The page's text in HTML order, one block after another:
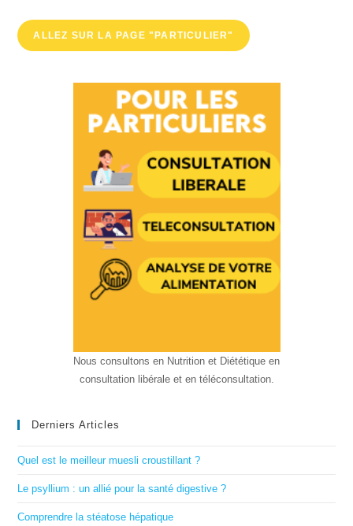
ALLEZ SUR LA PAGE "PARTICULIER"
Nous consultons en Nutrition et Diététique en
consultation libérale et en téléconsultation.
Derniers Articles
Quel est le meilleur muesli croustillant ?
Le psyllium : un allié pour la santé digestive ?
Comprendre la stéatose hépatique